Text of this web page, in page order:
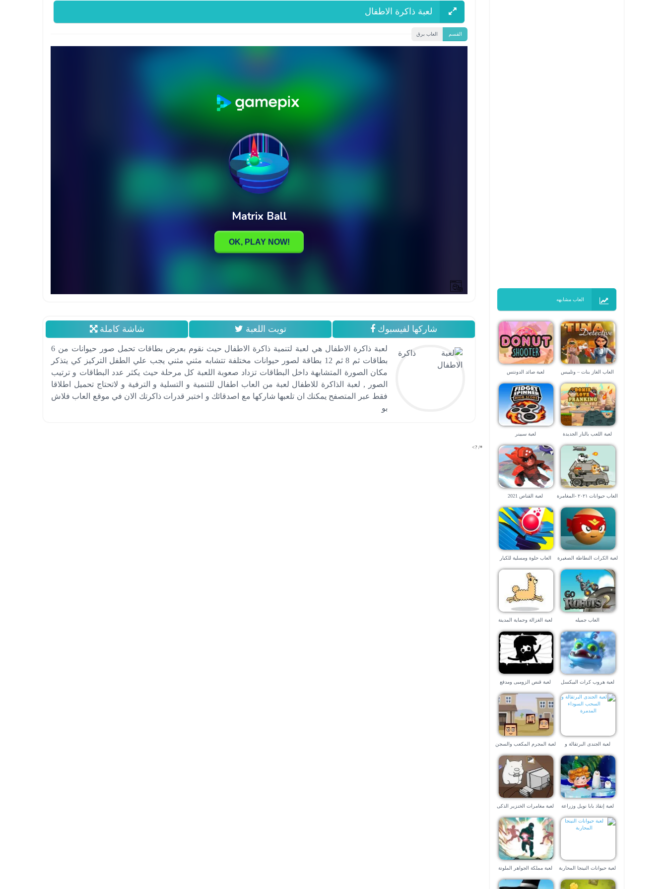
العاب مشابهه
العاب الغاز بنات – وتلبيس
لعبة صائد الدونتس
لعبة اللعب بالنار الجديدة لعبة سبينر
العاب حيوانات ٢٠٢١ -المغامرة
لعبة القناص 2021
لعبة الكرات النطاطة الصغيرة
العاب حلوة ومسلية للكبار
العاب جميله لعبة الغزالة وحماية المدينة
لعبة هروب كرات البيكسل
لعبة قنص الزومبى ومدفع
لعبة الجندى البرتقالة و
لعبة المجرم المكعب والسجن
لعبة إنقاذ بابا نويل وزراعة
لعبة مغامرات الخنزير الذكى
لعبة حيوانات النينجا المحاربة لعبة مملكة الجواهر الملونة
لعبة ذاكرة الاطفال
القسم العاب برق
شاركها لفيسبوك تويت اللعبة شاشة كاملة
لعبة ذاكرة الاطفال هي لعبة لتنمية ذاكرة الاطفال حيث نقوم بعرض بطاقات تحمل صور حيوانات من 6
بطاقات ثم 8 ثم 12 بطاقة لصور حيوانات مختلفة تتشابه مثني مثني يجب علي الطفل التركيز كي يتذكر
مكان الصورة المتشابهة داخل البطاقات تزداد صعوبة اللعبة كل مرحلة حيث يكثر عدد البطاقات و ترتيب
الصور , لعبة الذاكرة للاطفال لعبة من العاب اطفال للتنمية و التسلية و الترفية و لاتحتاج تحميل اطلاقا
فقط عبر المتصفح يمكنك ان تلعبها شاركها مع اصدقائك و اختبر قدرات ذاكرتك الان في موقع العاب فلاش
بو
*/ ?>